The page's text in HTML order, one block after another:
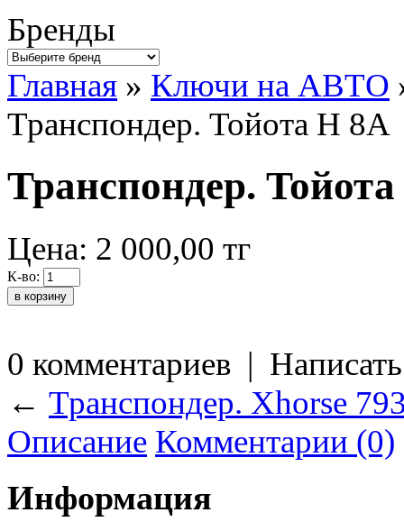
Бренды
Главная » Ключи на АВТО
Транспондер. Toйота H 8A
Транспондер.
Цена: 2 000,00 тг
К-во:
0 комментариев |
← Транспондер. Xhorse
Описание Комментарии (0)
Информация